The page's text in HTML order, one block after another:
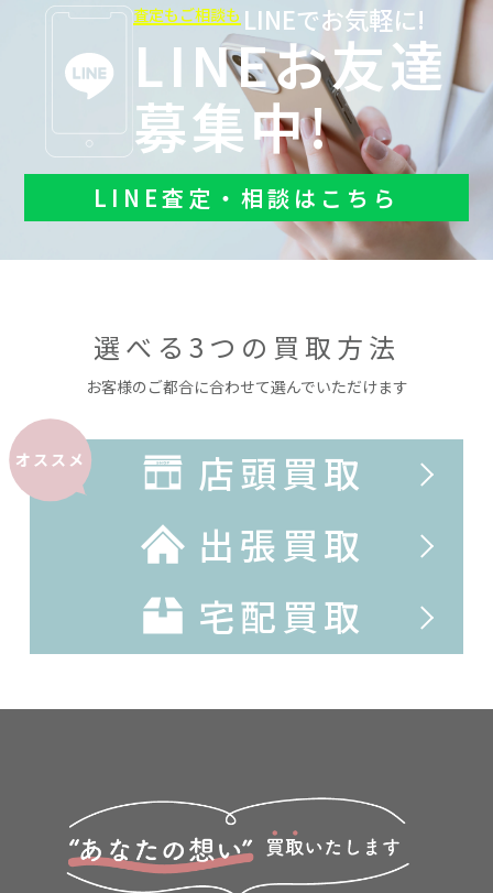
査定もご相談も LINEでお気軽に!
LINEお友達
募集中!
LINE査定・相談はこちら
選べる3つの買取方法
お客様のご都合に合わせて選んでいただけます
オススメ
店頭買取
出張買取
宅配買取